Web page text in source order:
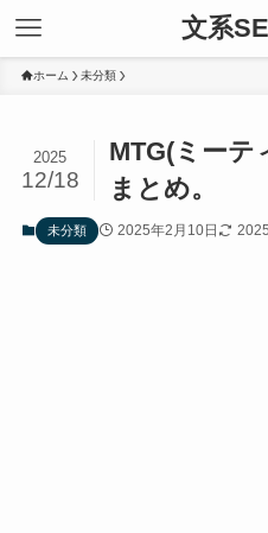
文系
ホーム 未分類
MTG(ミーテ
まとめ。
2025
12/18
未分類 2025年2月10日